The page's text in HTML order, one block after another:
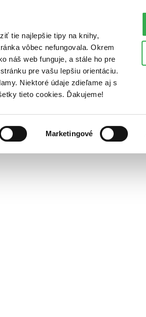
tie najlepšie tipy na knihy,
vôbec nefungovala. Okrem
náš web funguje, a stále ho pre
pre vašu lepšiu orientáciu.
Niektoré údaje zdieľame aj s
tieto cookies. Ďakujeme!
Marketingové